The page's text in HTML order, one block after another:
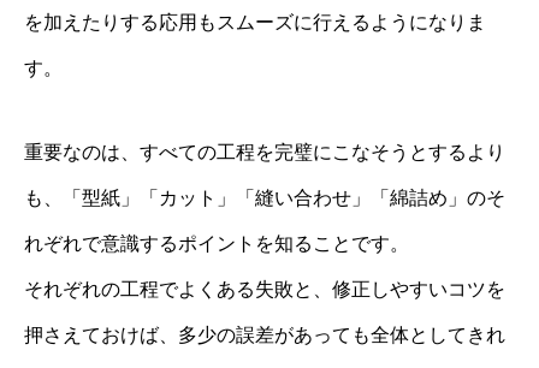
を加えたりする応用もスムーズに行えるようになりま
す。
重要なのは、すべての工程を完璧にこなそうとするより
も、「型紙」「カット」「縫い合わせ」「綿詰め」のそ
れぞれで意識するポイントを知ることです。
それぞれの工程でよくある失敗と、修正しやすいコツを
押さえておけば、多少の誤差があっても全体としてきれ